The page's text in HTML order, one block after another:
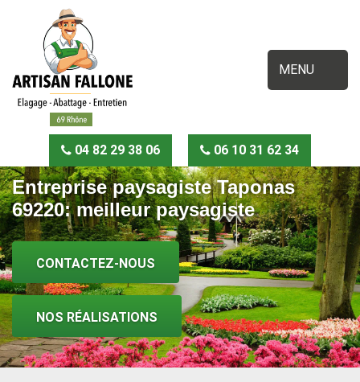
MENU
04 82 29 38 06 06 10 31 62 34
Entreprise paysagiste Taponas
69220: meilleur paysagiste
CONTACTEZ-NOUS
NOS RÉALISATIONS